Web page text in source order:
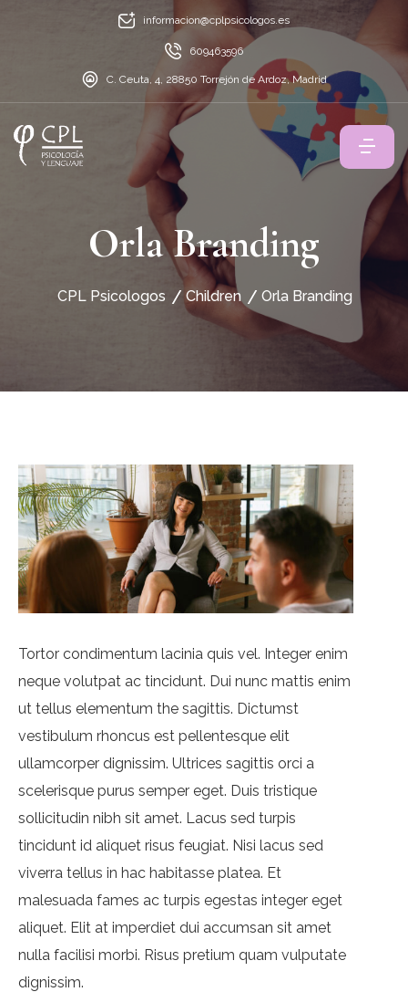
informacion@cplpsicologos.es
609463596
C. Ceuta, 4, 28850 Torrejón de Ardoz, Madrid
Orla Branding
CPL Psicologos Children Orla Branding
Tortor condimentum lacinia quis vel. Integer enim
neque volutpat ac tincidunt. Dui nunc mattis enim
ut tellus elementum the sagittis. Dictumst
vestibulum rhoncus est pellentesque elit
ullamcorper dignissim. Ultrices sagittis orci a
scelerisque purus semper eget. Duis tristique
sollicitudin nibh sit amet. Lacus sed turpis
tincidunt id aliquet risus feugiat. Nisi lacus sed
viverra tellus in hac habitasse platea. Et
malesuada fames ac turpis egestas integer eget
aliquet. Elit at imperdiet dui accumsan sit amet
nulla facilisi morbi. Risus pretium quam vulputate
dignissim.